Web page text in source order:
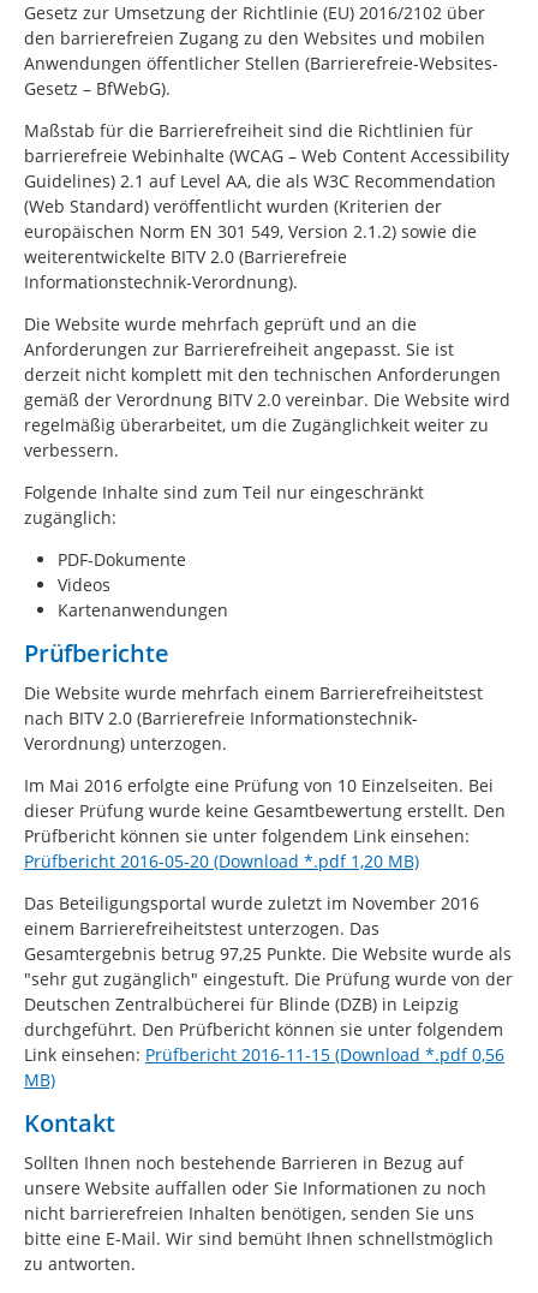
Gesetz zur Umsetzung der Richtlinie (EU) 2016/2102 über
den barrierefreien Zugang zu den Websites und mobilen
Anwendungen öffentlicher Stellen (Barrierefreie-Websites-
Gesetz – BfWebG).
Maßstab für die Barrierefreiheit sind die Richtlinien für
barrierefreie Webinhalte (WCAG – Web Content Accessibility
Guidelines) 2.1 auf Level AA, die als W3C Recommendation
(Web Standard) veröffentlicht wurden (Kriterien der
europäischen Norm EN 301 549, Version 2.1.2) sowie die
weiterentwickelte BITV 2.0 (Barrierefreie
Informationstechnik-Verordnung).
Die Website wurde mehrfach geprüft und an die
Anforderungen zur Barrierefreiheit angepasst. Sie ist
derzeit nicht komplett mit den technischen Anforderungen
gemäß der Verordnung BITV 2.0 vereinbar. Die Website wird
regelmäßig überarbeitet, um die Zugänglichkeit weiter zu
verbessern.
Folgende Inhalte sind zum Teil nur eingeschränkt
zugänglich:
PDF-Dokumente
Videos
Kartenanwendungen
Prüfberichte
Die Website wurde mehrfach einem Barrierefreiheitstest
nach BITV 2.0 (Barrierefreie Informationstechnik-
Verordnung) unterzogen.
Im Mai 2016 erfolgte eine Prüfung von 10 Einzelseiten. Bei
dieser Prüfung wurde keine Gesamtbewertung erstellt. Den
Prüfbericht können sie unter folgendem Link einsehen:
Prüfbericht 2016-05-20 (Download *.pdf 1,20 MB)
Das Beteiligungsportal wurde zuletzt im November 2016
einem Barrierefreiheitstest unterzogen. Das
Gesamtergebnis betrug 97,25 Punkte. Die Website wurde als
"sehr gut zugänglich" eingestuft. Die Prüfung wurde von der
Deutschen Zentralbücherei für Blinde (DZB) in Leipzig
durchgeführt. Den Prüfbericht können sie unter folgendem
Link einsehen: Prüfbericht 2016-11-15 (Download *.pdf 0,56
MB)
Kontakt
Sollten Ihnen noch bestehende Barrieren in Bezug auf
unsere Website auffallen oder Sie Informationen zu noch
nicht barrierefreien Inhalten benötigen, senden Sie uns
bitte eine E-Mail. Wir sind bemüht Ihnen schnellstmöglich
zu antworten.